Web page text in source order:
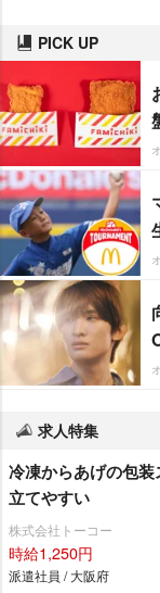
PICK UP
求人特集
冷凍からあげの包
立てやすい
株式会社トーコー
時給1,250円
派遣社員 / 大阪府